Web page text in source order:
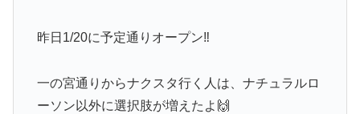
昨日1/20に予定通りオープン‼️
一の宮通りからナクスタ行く人は、ナチュラルロ
ーソン以外に選択肢が増えたよ🙌